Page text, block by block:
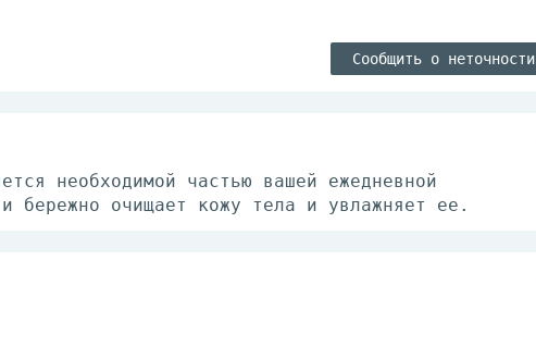
Сообщить о неточности
необходимой частью вашей ежедневной
бережно очищает кожу тела и увлажняет ее.